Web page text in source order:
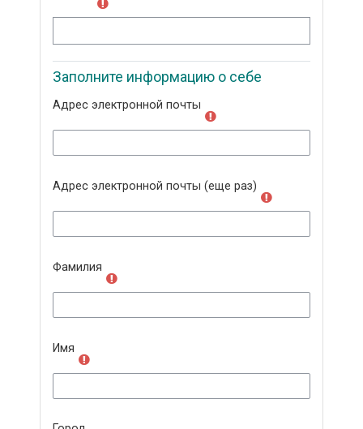
Заполните информацию о себе
Адрес электронной почты
Адрес электронной почты (еще раз)
Фамилия
Имя